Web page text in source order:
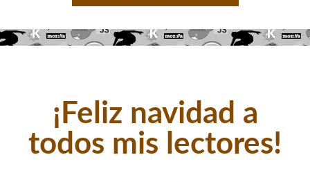
¡Feliz navidad a
todos mis lectores!